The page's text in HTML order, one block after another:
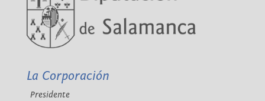
La Corporación
Presidente